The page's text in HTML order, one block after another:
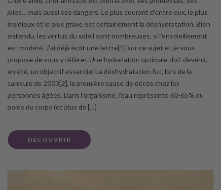
joies… mais aussi ses dangers. Le plus courant d’entre eux, le plus
insidieux et le plus grave est certainement la déshydratation. Bien
entendu, les vertus du soleil sont nombreuses, si l’ensoleillement
est modéré. J’ai déjà écrit une lettre[1] sur ce sujet et je vous
propose de vous y référer. Une hydratation optimale doit devenir,
en été, un objectif essentiel La déshydratation fut, lors de la
canicule de 2003[2], la première cause de décès chez les
personnes âgées. Dans l’organisme, l’eau représente 60-65% du
poids du corps (et plus de […]
DÉCOUVRIR